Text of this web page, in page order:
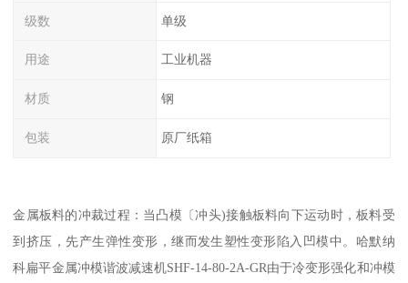
级数 单级
用途 工业机器
材质 钢
包装 原厂纸箱
金属板料的冲裁过程：当凸模〔冲头)接触板料向下运动时，板料受
到挤压，先产生弹性变形，继而发生塑性变形陷入凹模中。哈默纳
科扁平金属冲模谐波减速机SHF-14-80-2A-GR由于冷变形强化和冲模